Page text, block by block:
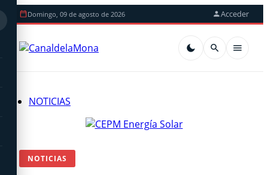
Domingo, 09 de agosto de 2026 Acceder
NOTICIAS
NOTICIAS